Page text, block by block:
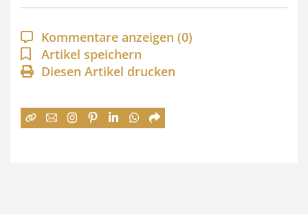
p
a
n
n
:
Kommentare anzeigen (0)
Artikel speichern
Diesen Artikel drucken